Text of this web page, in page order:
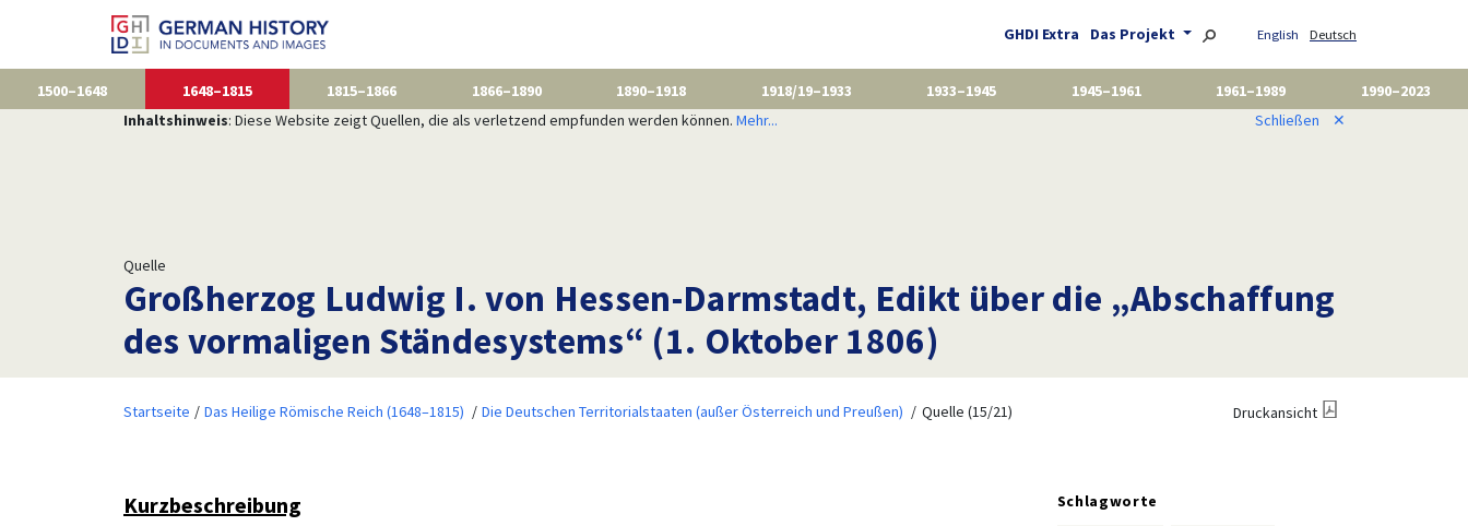
GHDI Extra Das Projekt English Deutsch
1500–1648 1648–1815 1815–1866 1866–1890 1890–1918 1918/19–1933 1933–1945 1945–1961 1961–1989
1990–2023
Inhaltshinweis: Diese Website zeigt Quellen, die als verletzend empfunden werden können. Mehr... Schließen ✕
Quelle
Großherzog Ludwig I. von Hessen-Darmstadt, Edikt über die „Abschaffung
des vormaligen Ständesystems“ (1. Oktober 1806)
Startseite Das Heilige Römische Reich (1648–1815) Die Deutschen Territorialstaaten (außer Österreich und Preußen) Quelle (15/21) Druckansicht
Kurzbeschreibung
Schlagworte